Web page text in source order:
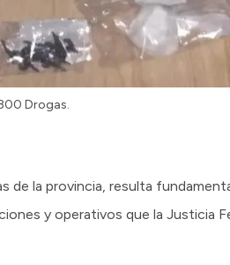
Drogas.
la provincia, resulta
y operativos que la Justicia